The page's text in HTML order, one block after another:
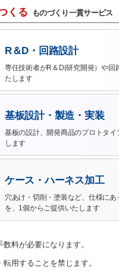
くる ものづくり一貫サービス
R＆D・回路設計
専任技術者がR＆D(研究開発）や回
たします
基板設計・製造・実装
基板の設計、開発商品のプロトタ
します
ケース・ハーネス加工
穴あけ・切削・塗装など、仕様に
を、1個からご提供いたします
料が必要になります。
用することを禁じます。